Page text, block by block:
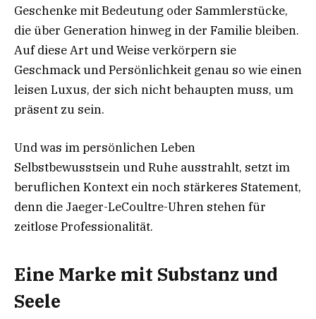
Geschenke mit Bedeutung oder Sammlerstücke,
die über Generation hinweg in der Familie bleiben.
Auf diese Art und Weise verkörpern sie
Geschmack und Persönlichkeit genau so wie einen
leisen Luxus, der sich nicht behaupten muss, um
präsent zu sein.
Und was im persönlichen Leben
Selbstbewusstsein und Ruhe ausstrahlt, setzt im
beruflichen Kontext ein noch stärkeres Statement,
denn die Jaeger-LeCoultre-Uhren stehen für
zeitlose Professionalität.
Eine Marke mit Substanz und
Seele